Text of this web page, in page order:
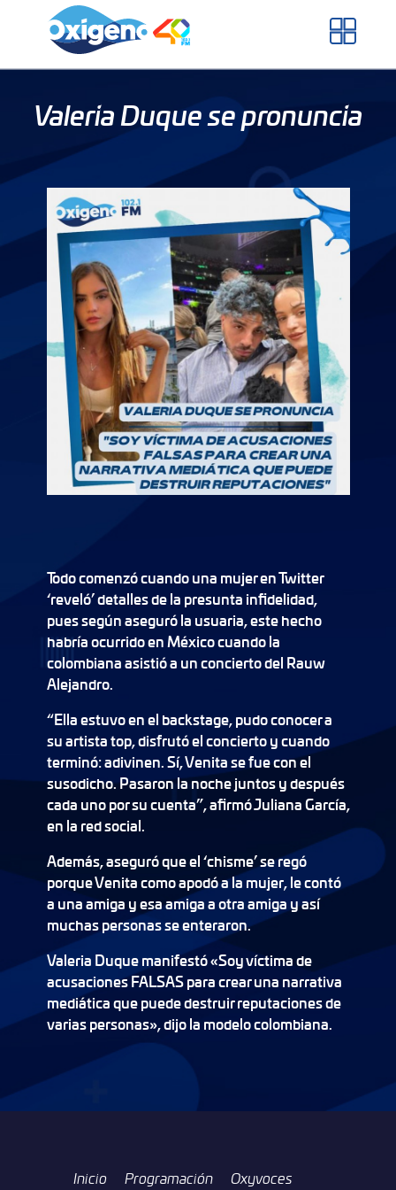
Valeria Duque se pronuncia
Todo comenzó cuando una mujer en Twitter
‘reveló’ detalles de la presunta infidelidad,
pues según aseguró la usuaria, este hecho
habría ocurrido en México cuando la
colombiana asistió a un concierto del Rauw
Alejandro.
“Ella estuvo en el backstage, pudo conocer a
su artista top, disfrutó el concierto y cuando
terminó: adivinen. Sí, Venita se fue con el
susodicho. Pasaron la noche juntos y después
cada uno por su cuenta”, afirmó Juliana García,
en la red social.
Además, aseguró que el ‘chisme’ se regó
porque Venita como apodó a la mujer, le contó
a una amiga y esa amiga a otra amiga y así
muchas personas se enteraron.
Valeria Duque manifestó «Soy víctima de
acusaciones FALSAS para crear una narrativa
mediática que puede destruir reputaciones de
varias personas», dijo la modelo colombiana.
Inicio Programación Oxyvoces